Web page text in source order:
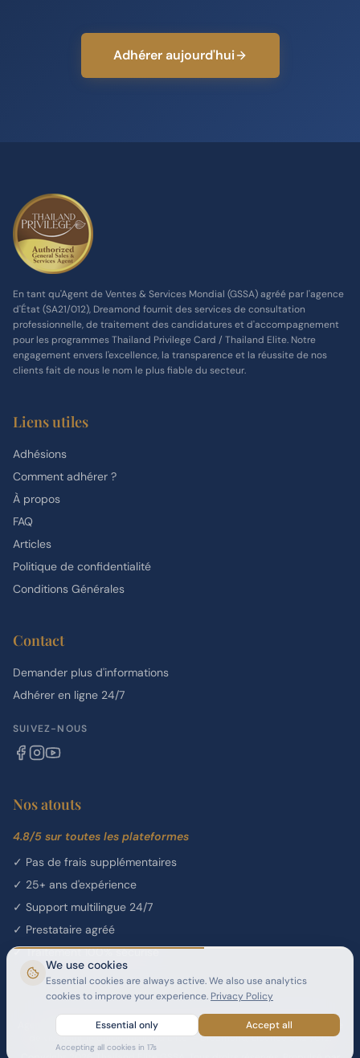
We use cookies
Essential cookies are always active. We also use analytics
cookies to improve your experience. Privacy Policy
Essential only Accept all
Accepting all cookies in 16s
Adhérer aujourd'hui
En tant qu'Agent de Ventes & Services Mondial (GSSA) agréé par l'agence
d'État (SA21/012), Dreamond fournit des services de consultation
professionnelle, de traitement des candidatures et d'accompagnement
pour les programmes Thailand Privilege Card / Thailand Elite. Notre
engagement envers l'excellence, la transparence et la réussite de nos
clients fait de nous le nom le plus fiable du secteur.
Liens utiles
Adhésions
Comment adhérer ?
À propos
FAQ
Articles
Politique de confidentialité
Conditions Générales
Contact
Demander plus d'informations
Adhérer en ligne 24/7
SUIVEZ-NOUS
Nos atouts
4.8/5 sur toutes les plateformes
✓ Pas de frais supplémentaires
✓ 25+ ans d'expérience
✓ Support multilingue 24/7
✓ Prestataire agréé
✓Traitement 100% sécurisé
Agent Général de Vente et de Services (GSSA) agréé pour le programme
de visa longue durée Thailand Elite — Dreamond, Licence SA21/012.